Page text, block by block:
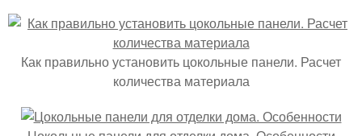
Как правильно установить цокольные панели. Расчет
количества материала